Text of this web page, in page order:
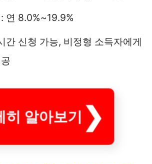
연 8.0%~19.9%
간 신청 가능, 비정형 소득자에게
히 알아보기